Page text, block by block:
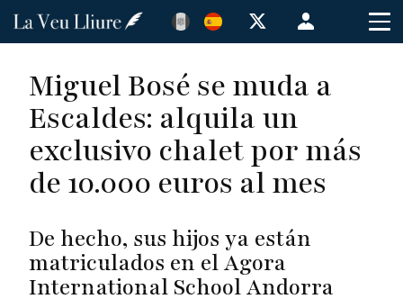
Pasar
principal
Menú
de
de
usuario
Miguel Bosé se muda a
Escaldes: alquila un
exclusivo chalet por más
de 10.000 euros al mes
De hecho, sus hijos ya están
matriculados en el Agora
International School Andorra